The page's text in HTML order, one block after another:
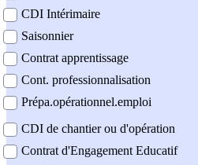
CDI Intérimaire
Saisonnier
Contrat apprentissage
Cont. professionnalisation
Prépa.opérationnel.emploi
CDI de chantier ou d'opération
Contrat d'Engagement Educatif